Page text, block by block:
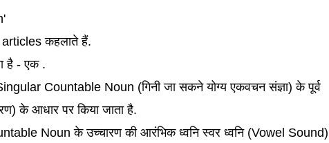
कहलाते हैं.
है - एक .
Countable Noun (गिनी जा सकने योग्य एकवचन संज्ञा) के पूर्व
के आधार पर किया जाता है.
Noun के उच्चारण की आरंभिक ध्वनि स्वर ध्वनि (Vowel Sound)